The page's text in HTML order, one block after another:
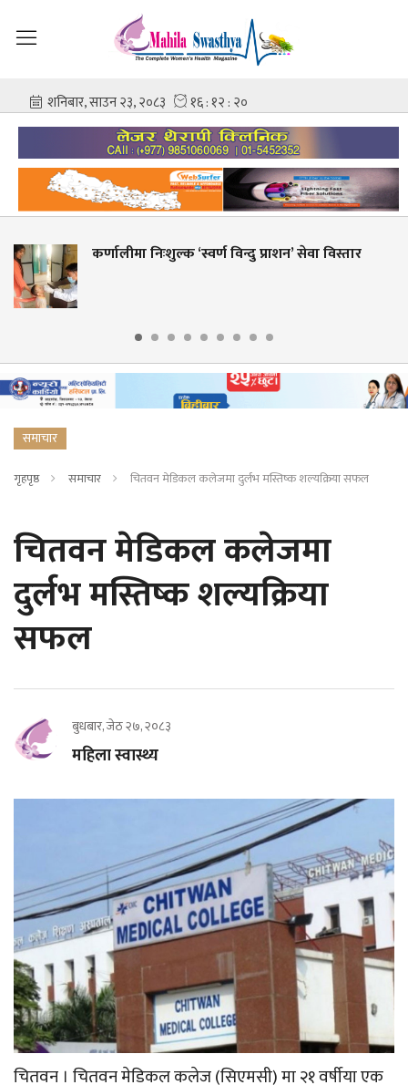
निःशुल्क ‘स्वर्ण विन्दु प्राशन’ सेवा विस्तार
समाचार
गृहपृष्ठ समाचार चितवन मेडिकल कलेजमा दुर्लभ मस्तिष्क शल्यक्रिया सफल
चितवन मेडिकल कलेजमा
दुर्लभ मस्तिष्क शल्यक्रिया
सफल
बुधबार, जेठ २७, २०८३
महिला स्वास्थ्य
चितवन । चितवन मेडिकल कलेज (सिएमसी) मा २१ वर्षीया एक